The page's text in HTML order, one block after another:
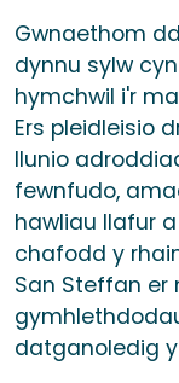
Gwnaethom
dynnu sylw
hymchwil i'r
Ers pleidleisio
llunio
fewnfudo,
hawliau llafur
chafodd y
San Steffan er
datganoledig